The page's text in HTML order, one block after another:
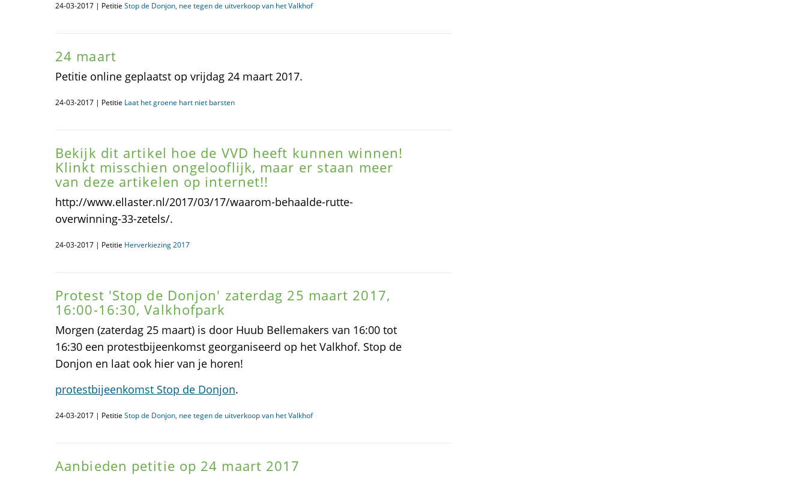
24-03-2017 | Petitie Stop de Donjon, nee tegen de uitverkoop van het Valkhof
24 maart
Petitie online geplaatst op vrijdag 24 maart 2017.
24-03-2017 | Petitie Laat het groene hart niet barsten
Bekijk dit artikel hoe de VVD heeft kunnen winnen!
Klinkt misschien ongelooflijk, maar er staan meer
van deze artikelen op internet!!
http://www.ellaster.nl/2017/03/17/waarom-behaalde-rutte-
overwinning-33-zetels/.
24-03-2017 | Petitie Herverkiezing 2017
Protest 'Stop de Donjon' zaterdag 25 maart 2017,
16:00-16:30, Valkhofpark
Morgen (zaterdag 25 maart) is door Huub Bellemakers van 16:00 tot
16:30 een protestbijeenkomst georganiseerd op het Valkhof. Stop de
Donjon en laat ook hier van je horen!
protestbijeenkomst Stop de Donjon.
24-03-2017 | Petitie Stop de Donjon, nee tegen de uitverkoop van het Valkhof
Aanbieden petitie op 24 maart 2017